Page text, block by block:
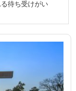
待ち受けがい